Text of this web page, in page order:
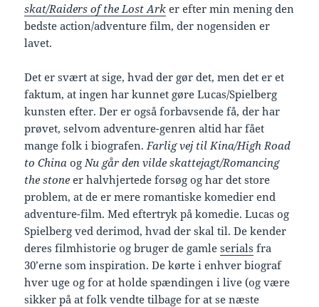
skat/Raiders of the Lost Ark er efter min mening den
bedste action/adventure film, der nogensiden er
lavet.
Det er svært at sige, hvad der gør det, men det er et
faktum, at ingen har kunnet gøre Lucas/Spielberg
kunsten efter. Der er også forbavsende få, der har
prøvet, selvom adventure-genren altid har fået
mange folk i biografen. Farlig vej til Kina/High Road
to China og Nu går den vilde skattejagt/Romancing
the stone er halvhjertede forsøg og har det store
problem, at de er mere romantiske komedier end
adventure-film. Med eftertryk på komedie. Lucas og
Spielberg ved derimod, hvad der skal til. De kender
deres filmhistorie og bruger de gamleserials fra
30’erne som inspiration. De kørte i enhver biograf
hver uge og for at holde spændingen i live (og være
sikker på at folk vendte tilbage for at se næste